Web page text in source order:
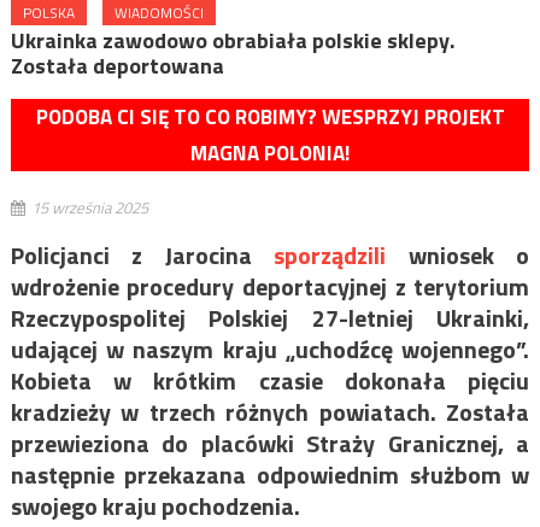
POLSKA WIADOMOŚCI
Ukrainka zawodowo obrabiała polskie sklepy.
Została deportowana
PODOBA CI SIĘ TO CO ROBIMY? WESPRZYJ PROJEKT
MAGNA POLONIA!
15 września 2025
Policjanci z Jarocina sporządzili wniosek o
wdrożenie procedury deportacyjnej z terytorium
Rzeczypospolitej Polskiej 27-letniej Ukrainki,
udającej w naszym kraju „uchodźcę wojennego”.
Kobieta w krótkim czasie dokonała pięciu
kradzieży w trzech różnych powiatach. Została
przewieziona do placówki Straży Granicznej, a
następnie przekazana odpowiednim służbom w
swojego kraju pochodzenia.